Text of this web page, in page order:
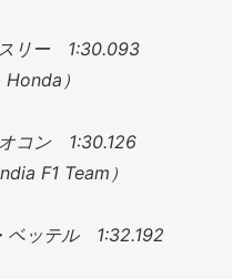
リー 1:30.093
）
コン 1:30.126
F1 Team）
ッテル 1:32.192